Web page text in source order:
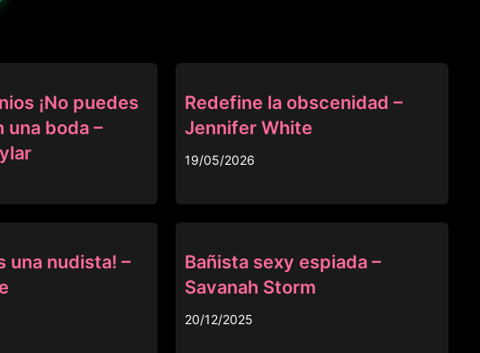
¡No puedes
una boda –
Redefine la obscenidad –
Jennifer White
19/05/2026
una nudista! –
Bañista sexy espiada –
Savanah Storm
20/12/2025